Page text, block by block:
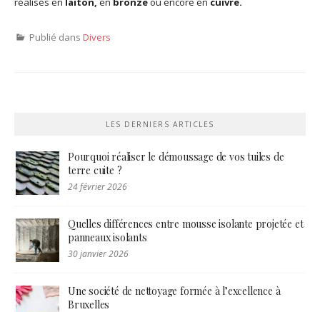
Publié dans Divers
LES DERNIERS ARTICLES
Pourquoi réaliser le démoussage de vos tuiles de
terre cuite ?
24 février 2026
Quelles différences entre mousse isolante projetée et
panneaux isolants
30 janvier 2026
Une société de nettoyage formée à l’excellence à
Bruxelles